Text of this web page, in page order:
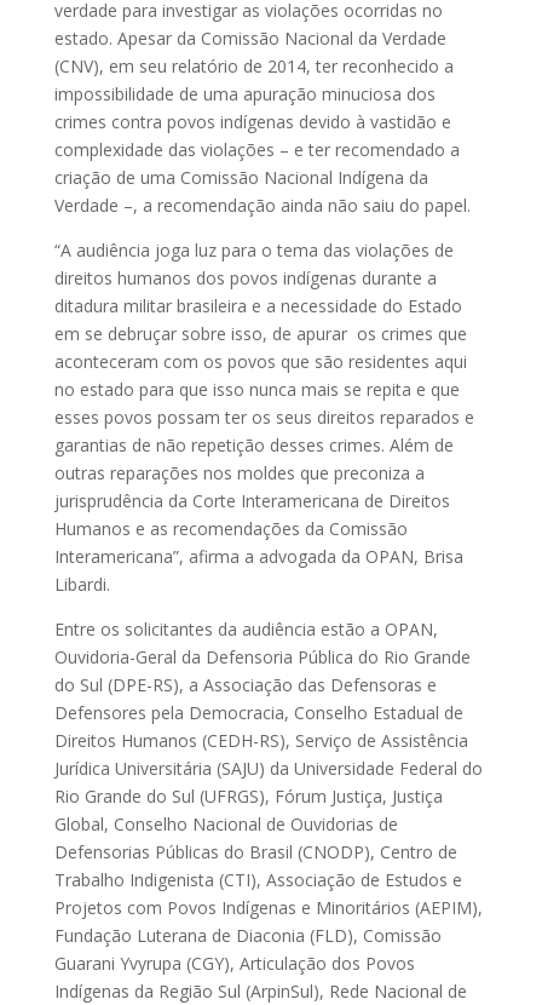
verdade para investigar as violações ocorridas no
estado. Apesar da Comissão Nacional da Verdade
(CNV), em seu relatório de 2014, ter reconhecido a
impossibilidade de uma apuração minuciosa dos
crimes contra povos indígenas devido à vastidão e
complexidade das violações – e ter recomendado a
criação de uma Comissão Nacional Indígena da
Verdade –, a recomendação ainda não saiu do papel.
“A audiência joga luz para o tema das violações de
direitos humanos dos povos indígenas durante a
ditadura militar brasileira e a necessidade do Estado
em se debruçar sobre isso, de apurar os crimes que
aconteceram com os povos que são residentes aqui
no estado para que isso nunca mais se repita e que
esses povos possam ter os seus direitos reparados e
garantias de não repetição desses crimes. Além de
outras reparações nos moldes que preconiza a
jurisprudência da Corte Interamericana de Direitos
Humanos e as recomendações da Comissão
Interamericana”, afirma a advogada da OPAN, Brisa
Libardi.
Entre os solicitantes da audiência estão a OPAN,
Ouvidoria-Geral da Defensoria Pública do Rio Grande
do Sul (DPE-RS), a Associação das Defensoras e
Defensores pela Democracia, Conselho Estadual de
Direitos Humanos (CEDH-RS), Serviço de Assistência
Jurídica Universitária (SAJU) da Universidade Federal do
Rio Grande do Sul (UFRGS), Fórum Justiça, Justiça
Global, Conselho Nacional de Ouvidorias de
Defensorias Públicas do Brasil (CNODP), Centro de
Trabalho Indigenista (CTI), Associação de Estudos e
Projetos com Povos Indígenas e Minoritários (AEPIM),
Fundação Luterana de Diaconia (FLD), Comissão
Guarani Yvyrupa (CGY), Articulação dos Povos
Indígenas da Região Sul (ArpinSul), Rede Nacional de